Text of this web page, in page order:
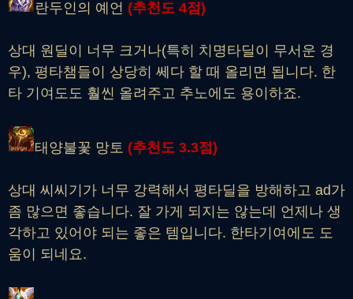
란두인의 예언 (추천도 4점 )
상대 원딜이 너무 크거나(특히 치명타딜이 무서운 경
우), 평타챔들이 상당히 쎄다 할 때 올리면 됩니다. 한
타 기여도도 훨씬 올려주고 추노에도 용이하죠.
태양불꽃 망토 (추천 도 3.3점 )
상대 씨씨기가 너무 강력해서 평타딜을 방해하고 ad가
좀 많으면 좋습니다. 잘 가게 되지는 않는데 언제나 생
각하고 있어야 되는 좋은 템입니다. 한타기여에도 도
움이 되네요.